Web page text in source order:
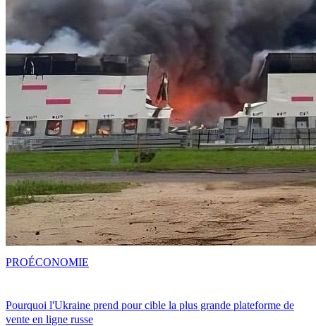
Pourquoi l'Ukraine prend pour cible la plus grande plateforme de
vente en ligne russe
PROÉCONOMIE